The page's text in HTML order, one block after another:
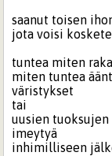
saanut toisen
jota voisi
tuntea miten
miten tuntea
väristykset
tai
uusien tuoksujen
imeytyä
inhimilliseen